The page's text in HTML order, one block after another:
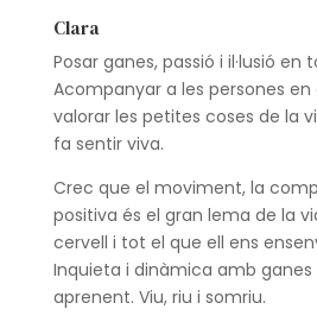
Clara
Posar ganes, passió i il·lusió en
Acompanyar a les persones
valorar les petites coses de la
fa sentir viva.
Crec que el moviment, la
positiva és el gran lema de la
cervell i tot el que ell ens
Inquieta i dinàmica amb ganes
aprenent. Viu, riu i somriu.